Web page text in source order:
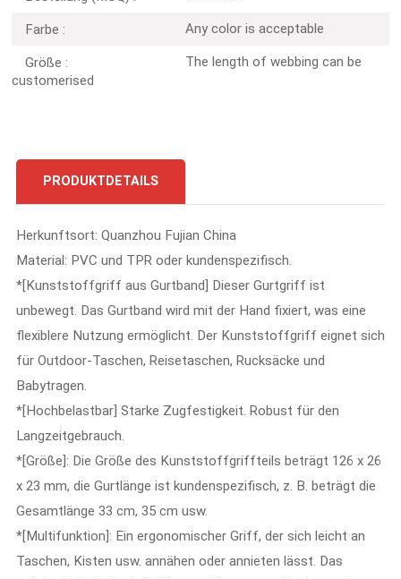
Farbe : Any color is acceptable
Größe :
The length of webbing can be
customerised
PRODUKTDETAILS
Herkunftsort: Quanzhou Fujian China
Material: PVC und TPR oder kundenspezifisch.
*[Kunststoffgriff aus Gurtband] Dieser Gurtgriff ist
unbewegt. Das Gurtband wird mit der Hand fixiert, was eine
flexiblere Nutzung ermöglicht. Der Kunststoffgriff eignet sich
für Outdoor-Taschen, Reisetaschen, Rucksäcke und
Babytragen.
*[Hochbelastbar] Starke Zugfestigkeit. Robust für den
Langzeitgebrauch.
*[Größe]: Die Größe des Kunststoffgriffteils beträgt 126 x 26
x 23 mm, die Gurtlänge ist kundenspezifisch, z. B. beträgt die
Gesamtlänge 33 cm, 35 cm usw.
*[Multifunktion]: Ein ergonomischer Griff, der sich leicht an
Taschen, Kisten usw. annähen oder annieten lässt. Das